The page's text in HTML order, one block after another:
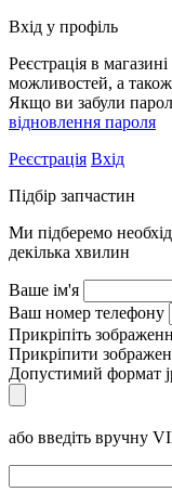
Вхід у профіль
Реєстрація в
можливостей, а
Якщо ви забули
відновлення пароля
Реєстрація Вхід
Підбір запчастин
Ми підберемо
декілька хвилин
Ваше ім'я
Ваш номер телефону
Прикріпіть
Прикріпити
Допустимий формат
або введіть вручну